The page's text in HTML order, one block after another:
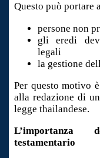
Questo può portare
persone non
gli eredi
legali
la gestione
Per questo motivo
alla redazione di
legge thailandese.
L’importanza
testamentario